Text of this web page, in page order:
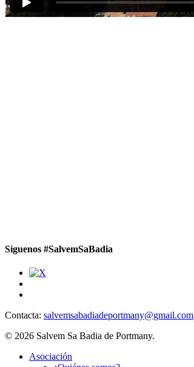
Síguenos #SalvemSaBadia
Contacta: salvemsabadiadeportmany@gmail.com
© 2026 Salvem Sa Badia de Portmany.
Close
Asociación